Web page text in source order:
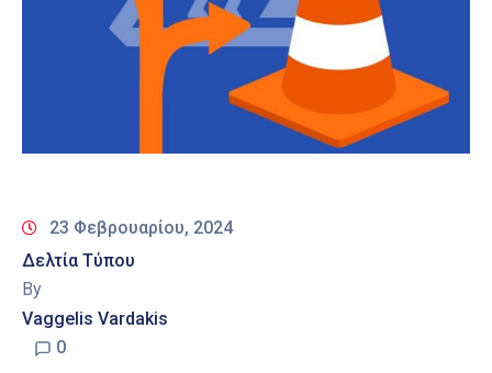
23 Φεβρουαρίου, 2024
Δελτία Τύπου
By
Vaggelis Vardakis
0